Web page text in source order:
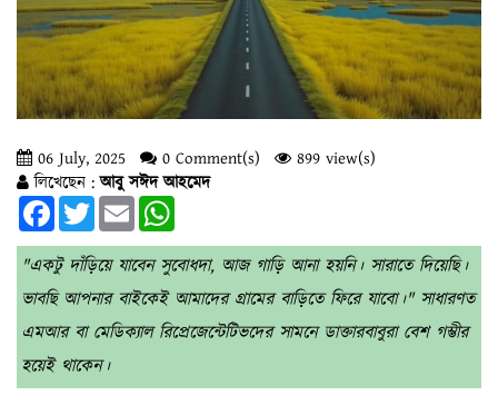
06 July, 2025 0 Comment(s)
899 view(s)
লিখেছেন :আবু সঈদ আহমেদ
FacebookTwitterEmail
"একটু দাঁড়িয়ে যাবেন সুবোধদা, আজ গাড়ি আনা হয়নি। সারাতে দিয়েছি।
ভাবছি আপনার বাইকেই আমাদের গ্রামের বাড়িতে ফিরে যাবো।" সাধারণত
এমআর বা মেডিক্যাল রিপ্রেজেন্টেটিভদের সামনে ডাক্তারবাবুরা বেশ গম্ভীর
হয়েই থাকেন।